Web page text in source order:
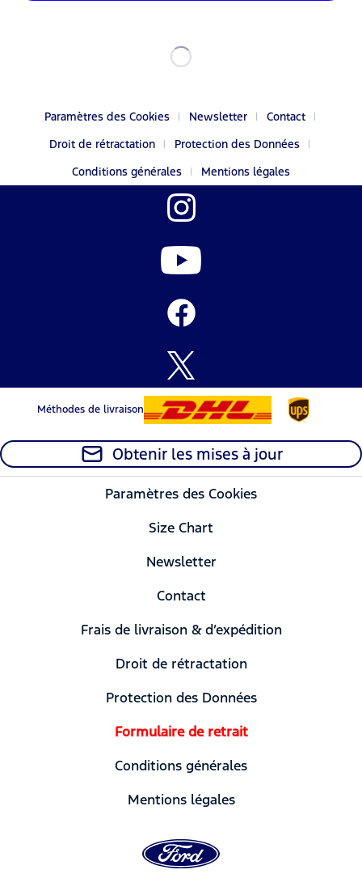
Paramètres des Cookies Newsletter
Contact
Droit de rétractation
Protection des Données
Conditions générales
Mentions légales
Méthodes de livraison
Obtenir les mises à jour
Paramètres des Cookies
Size Chart
Newsletter
Contact
Frais de livraison & d’expédition
Droit de rétractation
Protection des Données
Formulaire de retrait
Conditions générales
Mentions légales